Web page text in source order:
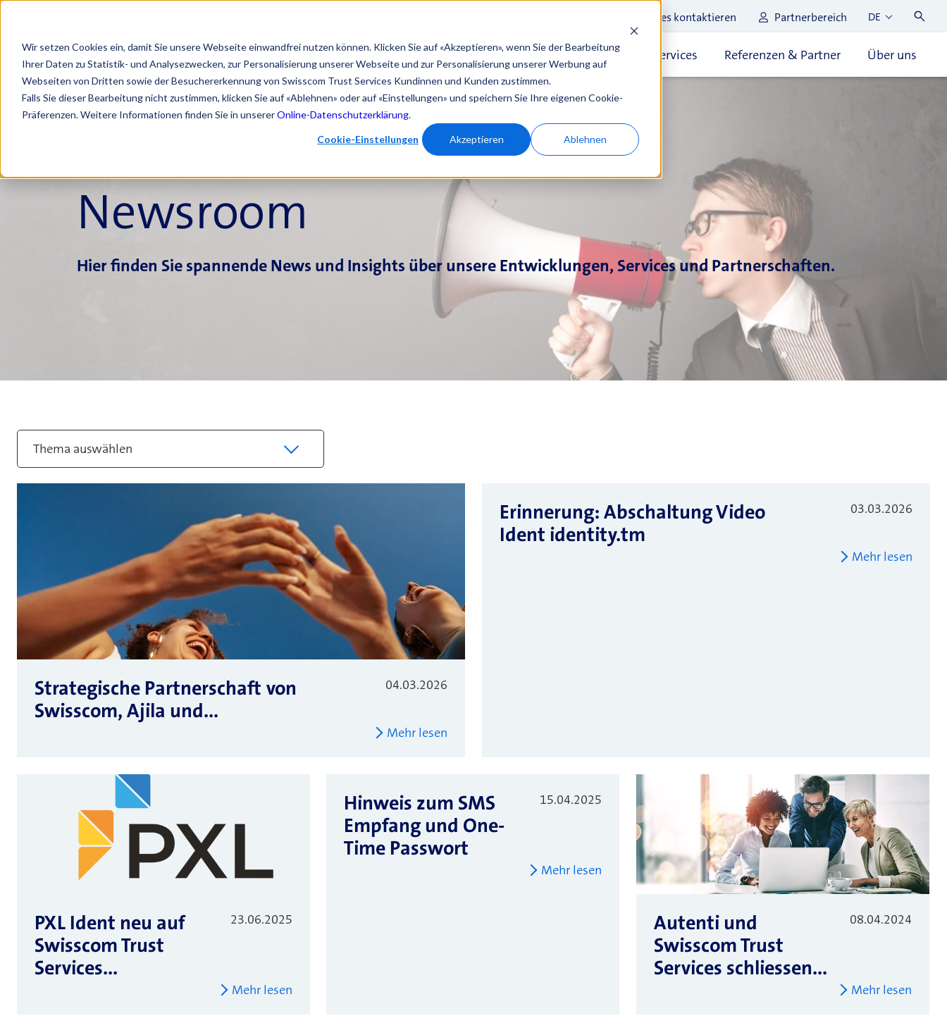
Wir setzen Cookies ein, damit Sie unsere Webseite einwandfrei nutzen können. Klicken Sie auf «Akzeptieren», wenn Sie der Bearbeitung
Ihrer Daten zu Statistik- und Analysezwecken, zur Personalisierung unserer Webseite und zur Personalisierung unserer Werbung auf
Webseiten von Dritten sowie der Besuchererkennung von Swisscom Trust Services Kundinnen und Kunden zustimmen.
Falls Sie dieser Bearbeitung nicht zustimmen, klicken Sie auf «Ablehnen» oder auf «Einstellungen» und speichern Sie Ihre eigenen Cookie-
Präferenzen. Weitere Informationen finden Sie in unsererOnline-Datenschutzerklärung.
Cookie-Einstellungen Akzeptieren Ablehnen
Sales kontaktieren Partnerbereich DE
Lösungen eSignature Hub Produkte Support & Services Referenzen & Partner Über uns
Newsroom
Hier finden Sie spannende News und Insights über unsere Entwicklungen, Services und Partnerschaften.
Thema auswählen
Strategische Partnerschaft von
Swisscom, Ajila und...
04.03.2026
Mehr lesen
Erinnerung: Abschaltung Video
Ident identity.tm
03.03.2026
Mehr lesen
PXL Ident neu auf
Swisscom Trust
Services...
23.06.2025
Mehr lesen
Hinweis zum SMS
Empfang und One-
Time Passwort
15.04.2025
Mehr lesen
Autenti und
Swisscom Trust
Services schliessen...
08.04.2024
Mehr lesen